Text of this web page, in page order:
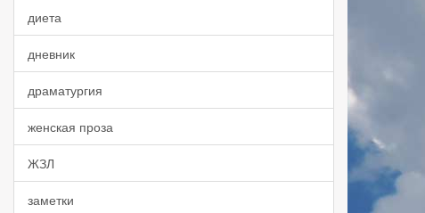
диета
дневник
драматургия
женская проза
ЖЗЛ
заметки